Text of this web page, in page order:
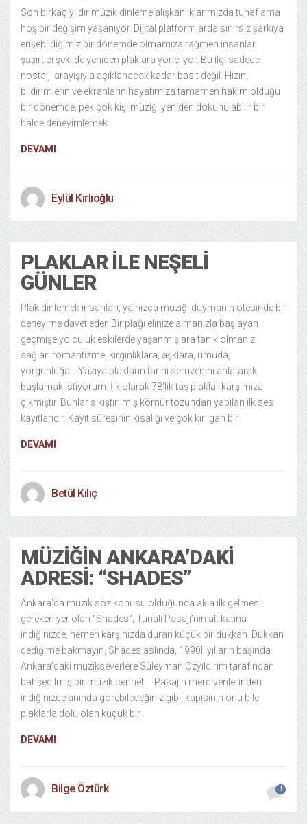
Son birkaç yıldır müzik dinleme alışkanlıklarımızda tuhaf ama
hoş bir değişim yaşanıyor. Dijital platformlarda sınırsız şarkıya
erişebildiğimiz bir dönemde olmamıza rağmen insanlar
şaşırtıcı şekilde yeniden plaklara yöneliyor. Bu ilgi sadece
nostalji arayışıyla açıklanacak kadar basit değil. Hızın,
bildirimlerin ve ekranların hayatımıza tamamen hakim olduğu
bir dönemde, pek çok kişi müziği yeniden dokunulabilir bir
halde deneyimlemek
DEVAMI
Eylül Kırlıoğlu
PLAKLAR ILE NEŞELI
GÜNLER
Plak dinlemek insanları, yalnızca müziği duymanın ötesinde bir
deneyime davet eder. Bir plağı elinize almanızla başlayan
geçmişe yolculuk eskilerde yaşanmışlara tanık olmanızı
sağlar; romantizme, kırgınlıklara, aşklara, umuda,
yorgunluğa… Yazıya plakların tarihi serüvenini anlatarak
başlamak istiyorum. İlk olarak 78’lik taş plaklar karşımıza
çıkmıştır. Bunlar sıkıştırılmış kömür tozundan yapılan ilk ses
kayıtlarıdır. Kayıt süresinin kısalığı ve çok kırılgan bir
DEVAMI
Betül Kılıç
MÜZIĞIN ANKARA’DAKI
ADRESI: “SHADES”
Ankara’da müzik söz konusu olduğunda akla ilk gelmesi
gereken yer olan “Shades”; Tunalı Pasajı’nın alt katına
indiğinizde, hemen karşınızda duran küçük bir dükkan. Dükkan
dediğime bakmayın, Shades aslında, 1990lı yılların başında
Ankara’daki müzikseverlere Süleyman Özyıldırım tarafından
bahşedilmiş bir müzik cenneti. Pasajın merdivenlerinden
indiğinizde anında görebileceğiniz gibi, kapısının önü bile
plaklarla dolu olan küçük bir
DEVAMI
Bilge Öztürk 1